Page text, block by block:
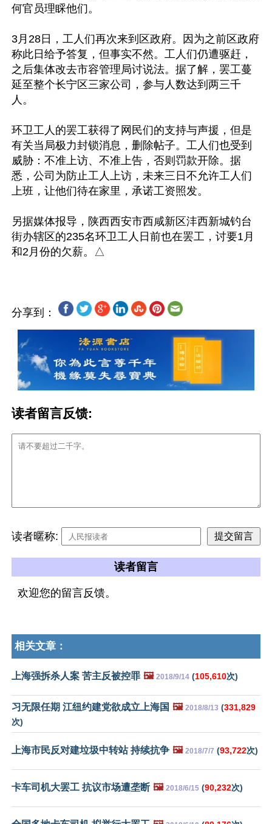
何官员理睬他们。
3月28日，工人们再次来到区政府。因为之前区政府
称此日给予答复，但事实不然。工人们仍遭驱赶，
之后集体改去市容管理局讨说法。据了解，罢工蔓
延至整个长宁区三家公司，参与人数达到两三千
人。
环卫工人的罢工获得了网民们的支持与声援，但是
有关当局极力封锁消息，删除帖子。工人们也受到
威胁：不准上访、不准上告，否则罚款开除。据
悉，公司为防止工人上访，未来三日不允许工人们
上班，让他们待在家里，承诺工资照发。
另据媒体报导，陕西西安市西咸新区沣西新城钓台
街办辖区的235名环卫工人日前也在罢工，讨要1月
分享到：
读者留言反馈:
读者暱称:
读者留言
欢迎您的留言反馈。
相关文章：
上海强拆杀人案 苦主反被控罪 🖼️ 2018/9/14 (105,610次)
习无限任期 江纽约建党欲成立上海国 🖼️ 2018/8/13 (331,829
次)
上海市民反对建垃圾中转站 持续抗争 🖼️ 2018/7/7 (93,722次)
卡车司机大罢工 抗议市场遭垄断 🖼️ 2018/6/15 (90,232次)